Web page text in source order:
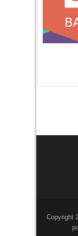
Copyright